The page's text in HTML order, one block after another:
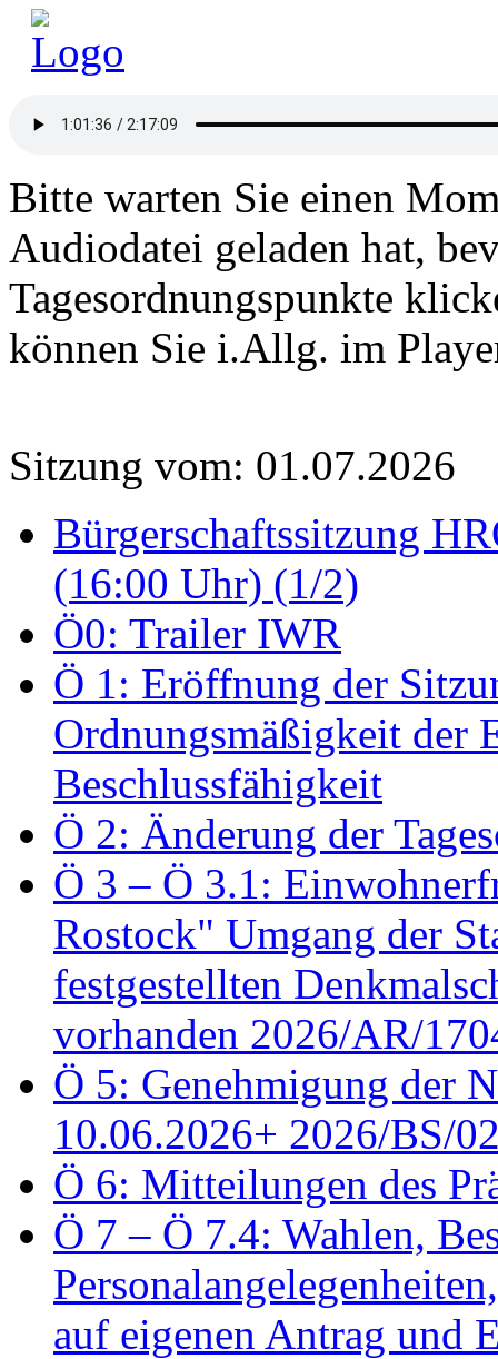
Bitte warten Sie einen
Audiodatei geladen hat,
Tagesordnungspunkte
können Sie i.Allg. im
Sitzung vom: 01.07.2026
Bürgerschaftssitzung
(16:00 Uhr) (1/2)
Ö0: Trailer IWR
Ö 1: Eröffnung der
Ordnungsmäßigkeit der
Beschlussfähigkeit
Ö 2: Änderung der
Ö 3 – Ö 3.1:
Rostock" Umgang der
festgestellten
vorhanden 2026/AR/
Ö 5: Genehmigung der
10.06.2026+ 2026/BS/
Ö 6: Mitteilungen des
Ö 7 – Ö 7.4: Wahlen,
auf eigenen Antrag und